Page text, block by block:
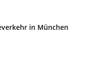
in München